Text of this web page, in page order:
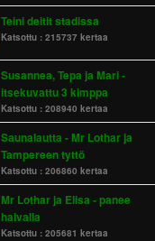
Teini deitit stadissa
Katsottu :215737 kertaa
Susannea, Tepa ja Mari -
itsekuvattu 3 kimppa
Katsottu :208940 kertaa
Saunalautta - Mr Lothar ja
Tampereen tyttö
Katsottu :206860 kertaa
Mr Lothar ja Elisa - panee
halvalla
Katsottu :205681 kertaa